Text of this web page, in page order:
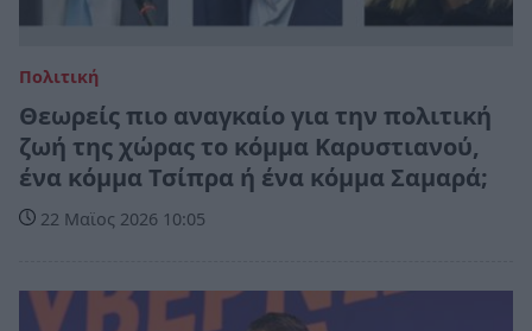
Πολιτική
Θεωρείς πιο αναγκαίο για την πολιτική
ζωή της χώρας το κόμμα Καρυστιανού,
ένα κόμμα Τσίπρα ή ένα κόμμα Σαμαρά;
22 Μαϊος 2026 10:05